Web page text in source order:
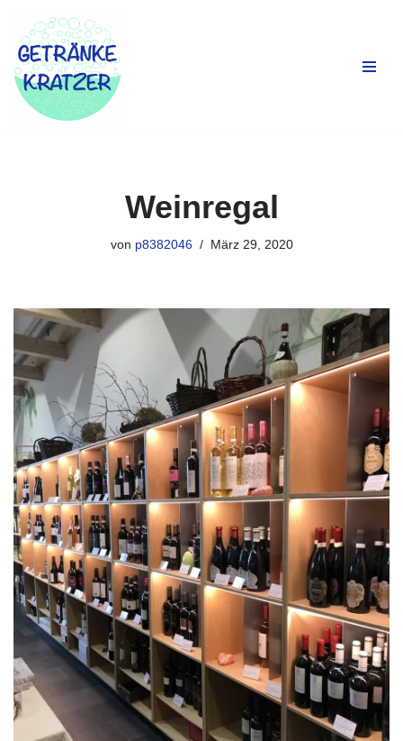
Zum
Inhalt
springen
Weinregal
von p8382046 März 29, 2020